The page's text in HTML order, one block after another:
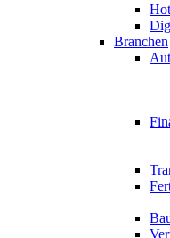
Branchen